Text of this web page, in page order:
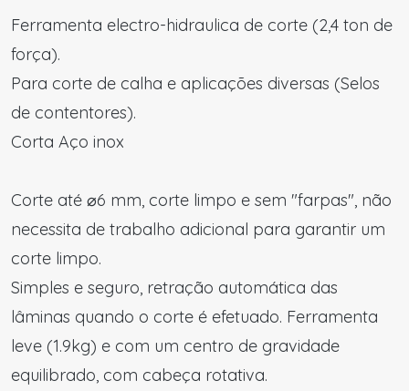
Ferramenta electro-hidraulica de corte (2,4 ton de
força).
Para corte de calha e aplicações diversas (Selos
de contentores).
Corta Aço inox
Corte até ⌀6 mm, corte limpo e sem "farpas", não
necessita de trabalho adicional para garantir um
corte limpo.
Simples e seguro, retração automática das
lâminas quando o corte é efetuado. Ferramenta
leve (1.9kg) e com um centro de gravidade
equilibrado, com cabeça rotativa.